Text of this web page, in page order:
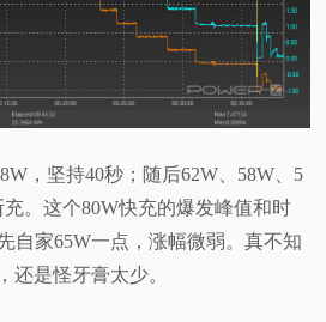
，坚持40秒；随后62W、58W、5
。这个80W快充的爆发峰值和时
自家65W一点，涨幅微弱。真不知
还是怪牙膏太少。